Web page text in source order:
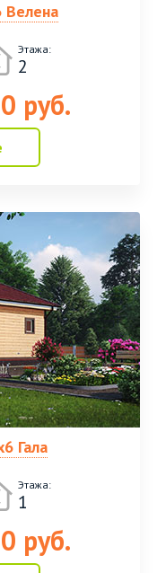
Велена
Этажа:
2
руб.
Гала
Этажа:
1
руб.